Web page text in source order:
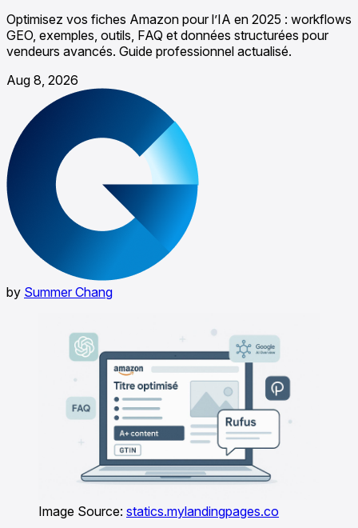
Optimisez vos fiches Amazon pour l’IA en 2025 : workflows
GEO, exemples, outils, FAQ et données structurées pour
vendeurs avancés. Guide professionnel actualisé.
Aug 8, 2026
by Summer Chang
Image Source: statics.mylandingpages.co